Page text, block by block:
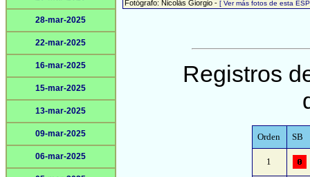
28-mar-2025
22-mar-2025
16-mar-2025
15-mar-2025
13-mar-2025
09-mar-2025
06-mar-2025
Fotógrafo: Nicolás Giorgio - [ Ver más fotos de esta
Registros
Orden SB
1